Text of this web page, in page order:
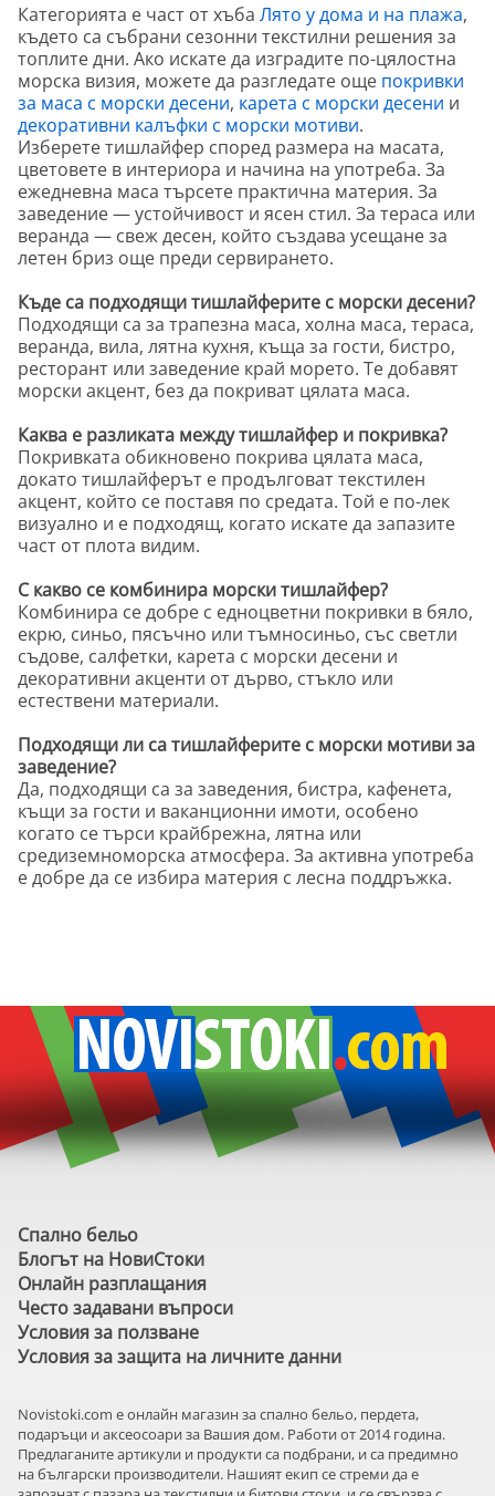
Категорията е част от хъба Лято у дома и на плажа,
където са събрани сезонни текстилни решения за
топлите дни. Ако искате да изградите по-цялостна
морска визия, можете да разгледате още покривки
за маса с морски десени, карета с морски десени и
декоративни калъфки с морски мотиви.
Изберете тишлайфер според размера на масата,
цветовете в интериора и начина на употреба. За
ежедневна маса търсете практична материя. За
заведение — устойчивост и ясен стил. За тераса или
веранда — свеж десен, който създава усещане за
летен бриз още преди сервирането.
Къде са подходящи тишлайферите с морски десени?
Подходящи са за трапезна маса, холна маса, тераса,
веранда, вила, лятна кухня, къща за гости, бистро,
ресторант или заведение край морето. Те добавят
морски акцент, без да покриват цялата маса.
Каква е разликата между тишлайфер и покривка?
Покривката обикновено покрива цялата маса,
докато тишлайферът е продълговат текстилен
акцент, който се поставя по средата. Той е по-лек
визуално и е подходящ, когато искате да запазите
част от плота видим.
С какво се комбинира морски тишлайфер?
Комбинира се добре с едноцветни покривки в бяло,
екрю, синьо, пясъчно или тъмносиньо, със светли
съдове, салфетки, карета с морски десени и
декоративни акценти от дърво, стъкло или
естествени материали.
Подходящи ли са тишлайферите с морски мотиви за
заведение?
Да, подходящи са за заведения, бистра, кафенета,
къщи за гости и ваканционни имоти, особено
когато се търси крайбрежна, лятна или
средиземноморска атмосфера. За активна употреба
е добре да се избира материя с лесна поддръжка.
Спално бельо
Блогът на НовиСтоки
Онлайн разплащания
Често задавани въпроси
Условия за ползване
Условия за защита на личните данни
Novistoki.com e онлайн магазин за спално бельо, пердета,
подаръци и аксеосоари за Вашия дом. Работи от 2014 година.
Предлаганите артикули и продукти са подбрани, и са предимно
на български производители. Нашият екип се стреми да е